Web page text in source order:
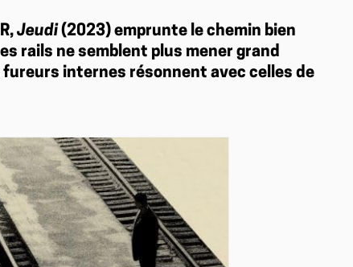
Jeudi (2023) emprunte le chemin bien
rails ne semblent plus mener grand
fureurs internes résonnent avec celles de